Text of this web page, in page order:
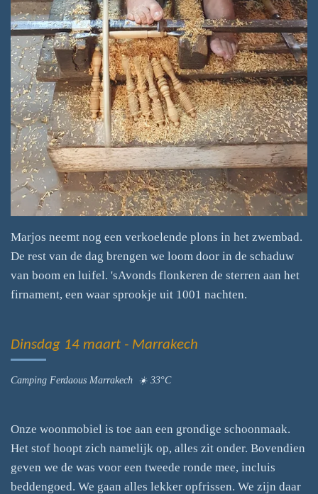
Marjos neemt nog een verkoelende plons in het zwembad.
De rest van de dag brengen we loom door in de schaduw
van boom en luifel. 'sAvonds flonkeren de sterren aan het
firnament, een waar sprookje uit 1001 nachten.
Dinsdag 14 maart - Marrakech
Camping Ferdaous Marrakech ☀️ 33°C
Onze woonmobiel is toe aan een grondige schoonmaak.
Het stof hoopt zich namelijk op, alles zit onder. Bovendien
geven we de was voor een tweede ronde mee, incluis
beddengoed. We gaan alles lekker opfrissen. We zijn daar